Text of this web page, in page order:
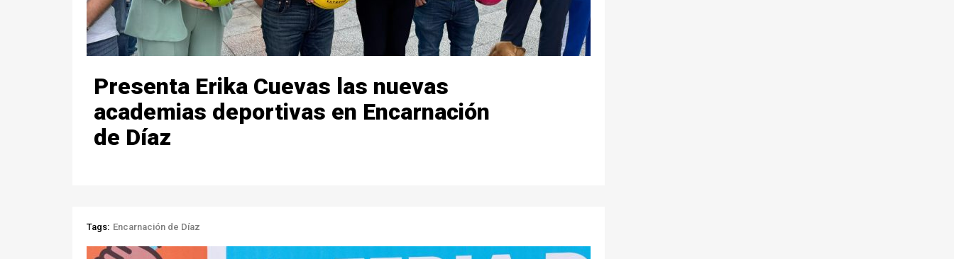
Presenta Erika Cuevas las nuevas
academias deportivas en Encarnación
de Díaz
Tags: Encarnación de Díaz